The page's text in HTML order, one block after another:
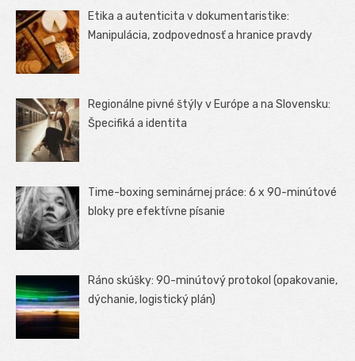
Etika a autenticita v dokumentaristike:
Manipulácia, zodpovednosť a hranice pravdy
Regionálne pivné štýly v Európe a na Slovensku:
Špecifiká a identita
Time-boxing seminárnej práce: 6 x 90-minútové
bloky pre efektívne písanie
Ráno skúšky: 90-minútový protokol (opakovanie,
dýchanie, logistický plán)